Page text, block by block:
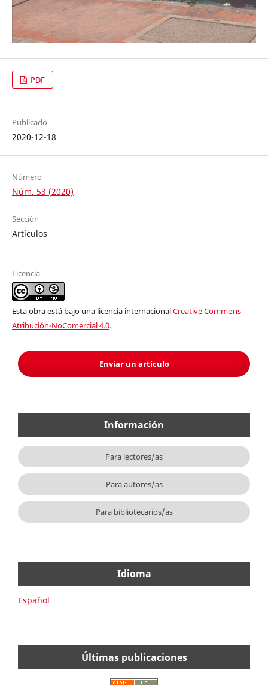
PDF
Publicado
2020-12-18
Número
Núm. 53 (2020)
Sección
Artículos
Licencia
Esta obra está bajo una licencia internacionalCreative Commons
Atribución-NoComercial 4.0.
Enviar un artículo
Información
Para lectores/as
Para autores/as
Para bibliotecarios/as
Idioma
Español
Últimas publicaciones